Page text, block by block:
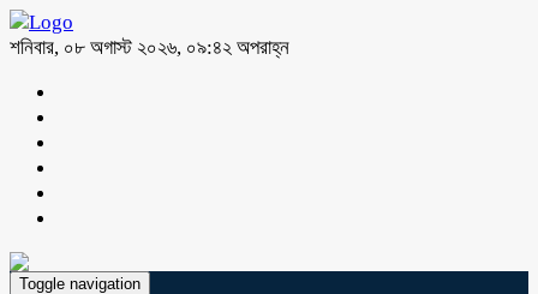
শনিবার, ০৮ অগাস্ট ২০২৬, ০৯:৪২ অপরাহ্ন
Toggle navigation